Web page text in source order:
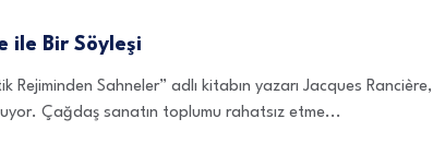
ile Bir Söyleşi
Rejiminden Sahneler” adlı kitabın yazarı Jacques
Çağdaş sanatın toplumu rahatsız etme...